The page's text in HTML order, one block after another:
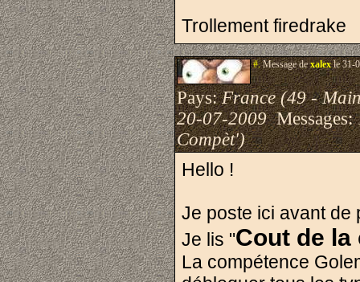
Trollement firedrake
#.Message dexalexle 31-
Pays:France (49 -
20-07-2009Messages:
Compèt')
Hello !
Je poste ici avant de
Je lis "Cout de
La compétence